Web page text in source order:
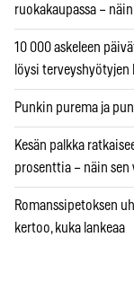
ruokakaupassa –
10 000 askeleen
löysi
Punkin purema ja
Kesän palkka
prosenttia – näin sen
Romanssipetoksen
kertoo, kuka lankeaa